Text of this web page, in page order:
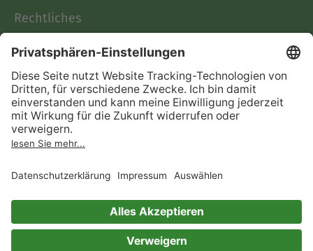
Rechtliches
AGB
Informationen nach Data
Act
Verträge hier kündigen
Impressum
Immer ein gutes Buch